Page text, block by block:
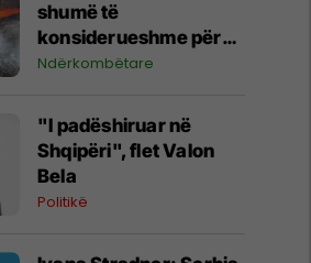
shumë të
konsiderueshme për
zjarret në Madrid
Ndërkombëtare
"I padëshiruar në
Shqipëri", flet Valon
Bela
Politikë